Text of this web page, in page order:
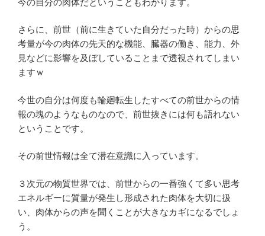
さらに、前世（前に生きていた自分だった時）からの思
考量が今の肉体の先天的な機能、臓器の働き、能力、外
見などに影響を及ぼしていることまで透視されてしまい
ますｗ
今世の自分は何度も輪廻転生したすべての前世からの情
報の塊のようなものなので、前世抜きには何も語れない
ということです。
その前世情報は全て潜在意識に入っています。
３次元の物質世界では、前世からの一番強くて多い思考
エネルギーに質量が発生し形成された肉体を大切に扱
い、肉体からの声を聞くことが大きなカギになるでしょ
う。